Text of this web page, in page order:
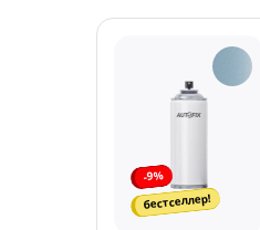
-9%
бестселлер!